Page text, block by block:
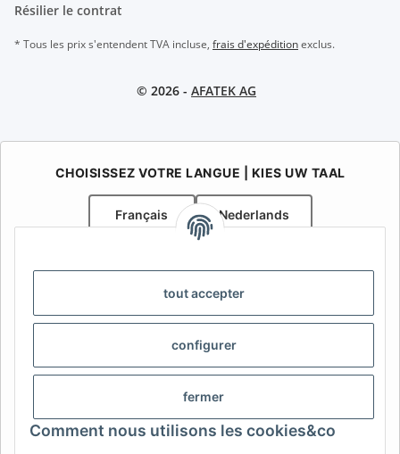
tout accepter
configurer
fermer
Comment nous utilisons les cookies&co
Résilier le contrat
* Tous les prix s'entendent TVA incluse, frais d'expéditionexclus.
© 2026 - AFATEK AG
CHOISISSEZ VOTRE LANGUE | KIES UW TAAL
Français Nederlands
specialist in onderdelen voor aanhangwagens
Contact:info@afatek.com
AFATEK INTERNATIONAL – SELECT REGION & LANGUAGE |
CHOISIR LA RÉGION ET LA LANGUE | SELECCIONAR REGIÓN E